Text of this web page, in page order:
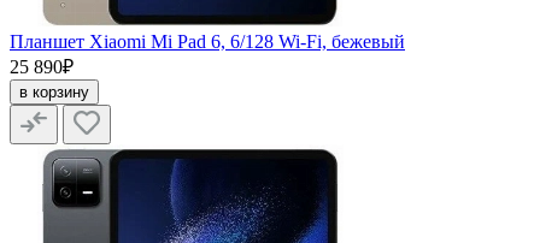
Планшет Xiaomi Mi Pad 6, 6/128 Wi-Fi, бежевый
25 890₽
в корзину